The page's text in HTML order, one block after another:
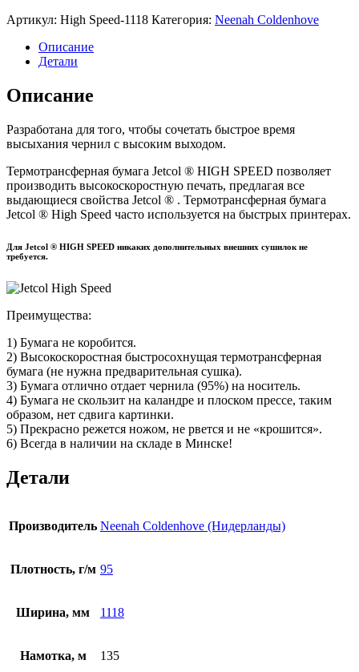
Артикул: High Speed-1118 Категория: Neenah Coldenhove
Описание
Детали
Описание
Разработана для того, чтобы сочетать быстрое время
высыхания чернил с высоким выходом.
Термотрансферная бумага Jetcol ® HIGH SPEED позволяет
производить высокоскоростную печать, предлагая все
выдающиеся свойства Jetcol ® . Термотрансферная бумага
Jetcol ® High Speed часто используется на быстрых принтерах.
Для Jetcol ® HIGH SPEED никаких дополнительных внешних сушилок не
требуется.
Преимущества:
1) Бумага не коробится.
2) Высокоскоростная быстросохнущая термотрансферная
бумага (не нужна предварительная сушка).
3) Бумага отлично отдает чернила (95%) на носитель.
4) Бумага не скользит на каландре и плоском прессе, таким
образом, нет сдвига картинки.
5) Прекрасно режется ножом, не рвется и не «крошится».
6) Всегда в наличии на складе в Минске!
Детали
Производитель Neenah Coldenhove (Нидерланды)
Плотность, г/м 95
Ширина, мм 1118
Намотка, м 135